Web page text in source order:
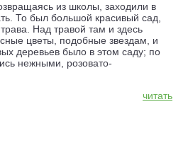
из школы, заходили в
То был большой красивый сад,
Над травой там и здесь
цветы, подобные звездам, и
деревьев было в этом саду; по
нежными, розовато-
читать